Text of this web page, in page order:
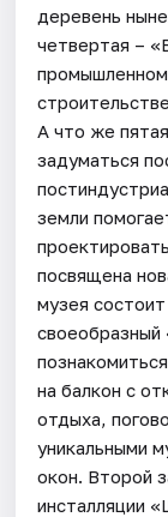
деревень
четвертая –
А что же
задуматься
земли
посвящена
музея
на балкон с
отдыха,
уникальными
окон. Второй
инсталляции